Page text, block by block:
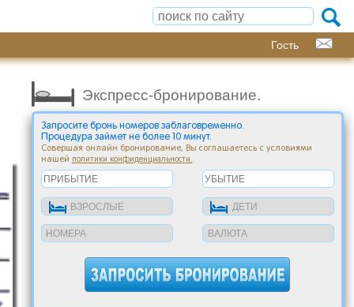
Гость
Экспресс-бронирование.
Запросите бронь номеров заблаговременно.
Процедура займет не более 10 минут.
Совершая онлайн бронирование, Вы соглашаетесь с условиями
нашей
политики конфиденциальности. .